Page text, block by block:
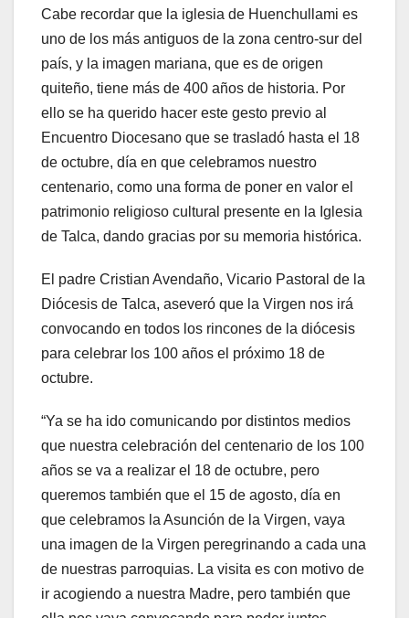
Cabe recordar que la iglesia de Huenchullami es
uno de los más antiguos de la zona centro-sur del
país, y la imagen mariana, que es de origen
quiteño, tiene más de 400 años de historia. Por
ello se ha querido hacer este gesto previo al
Encuentro Diocesano que se trasladó hasta el 18
de octubre, día en que celebramos nuestro
centenario, como una forma de poner en valor el
patrimonio religioso cultural presente en la Iglesia
de Talca, dando gracias por su memoria histórica.
El padre Cristian Avendaño, Vicario Pastoral de la
Diócesis de Talca, aseveró que la Virgen nos irá
convocando en todos los rincones de la diócesis
para celebrar los 100 años el próximo 18 de
octubre.
“Ya se ha ido comunicando por distintos medios
que nuestra celebración del centenario de los 100
años se va a realizar el 18 de octubre, pero
queremos también que el 15 de agosto, día en
que celebramos la Asunción de la Virgen, vaya
una imagen de la Virgen peregrinando a cada una
de nuestras parroquias. La visita es con motivo de
ir acogiendo a nuestra Madre, pero también que